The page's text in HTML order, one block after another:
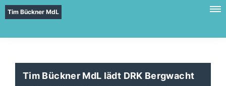
Tim Bückner MdL
Tim Bückner MdL lädt DRK Bergwacht